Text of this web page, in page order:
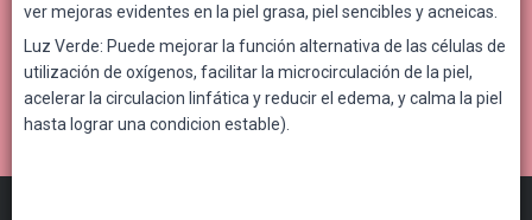
ver mejoras evidentes en la piel grasa, piel sencibles y acneicas.
Luz Verde: Puede mejorar la función alternativa de las células de
utilización de oxígenos, facilitar la microcirculación de la piel,
acelerar la circulacion linfática y reducir el edema, y calma la piel
hasta lograr una condicion estable).